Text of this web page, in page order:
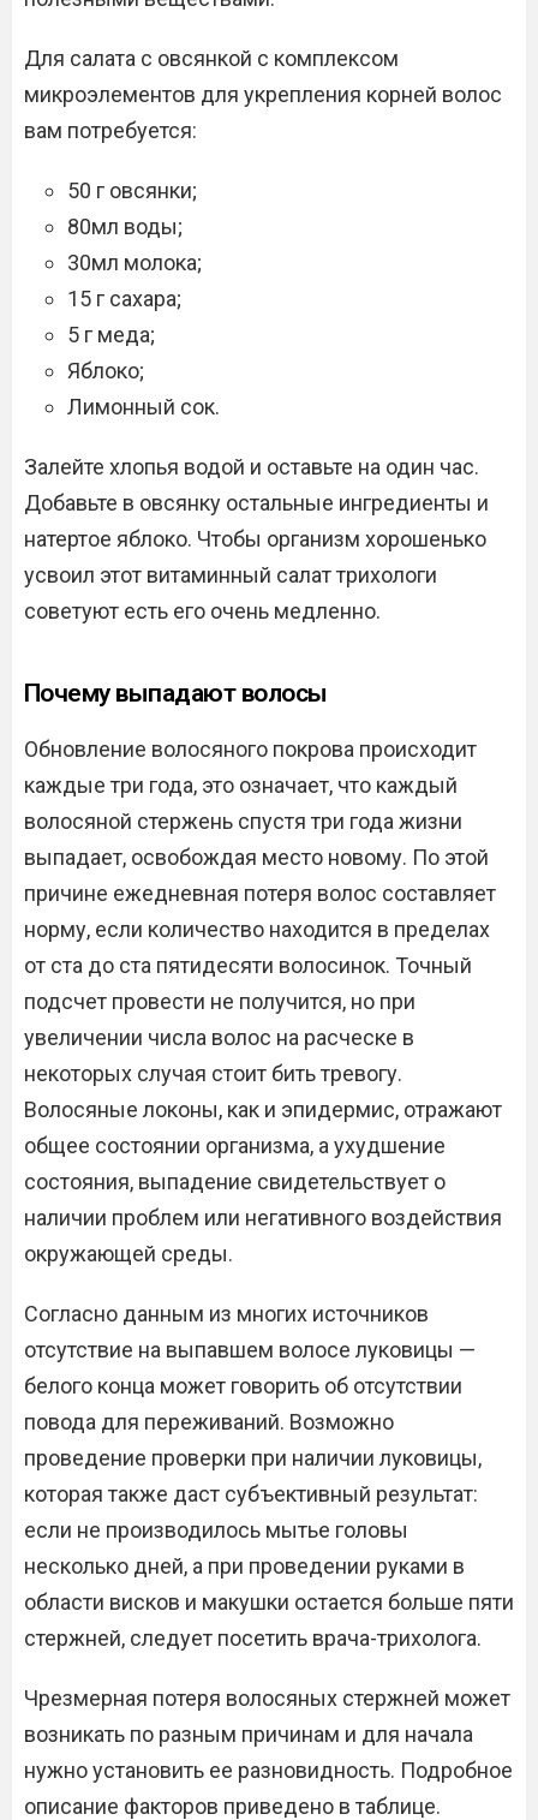
Для салата с овсянкой с комплексом
микроэлементов для укрепления корней волос
вам потребуется:
50 г овсянки;
80мл воды;
30мл молока;
15 г сахара;
5 г меда;
Яблоко;
Лимонный сок.
Залейте хлопья водой и оставьте на один час.
Добавьте в овсянку остальные ингредиенты и
натертое яблоко. Чтобы организм хорошенько
усвоил этот витаминный салат трихологи
советуют есть его очень медленно.
Почему выпадают волосы
Обновление волосяного покрова происходит
каждые три года, это означает, что каждый
волосяной стержень спустя три года жизни
выпадает, освобождая место новому. По этой
причине ежедневная потеря волос составляет
норму, если количество находится в пределах
от ста до ста пятидесяти волосинок. Точный
подсчет провести не получится, но при
увеличении числа волос на расческе в
некоторых случая стоит бить тревогу.
Волосяные локоны, как и эпидермис, отражают
общее состоянии организма, а ухудшение
состояния, выпадение свидетельствует о
наличии проблем или негативного воздействия
окружающей среды.
Согласно данным из многих источников
отсутствие на выпавшем волосе луковицы —
белого конца может говорить об отсутствии
повода для переживаний. Возможно
проведение проверки при наличии луковицы,
которая также даст субъективный результат:
если не производилось мытье головы
несколько дней, а при проведении руками в
области висков и макушки остается больше пяти
стержней, следует посетить врача-трихолога.
Чрезмерная потеря волосяных стержней может
возникать по разным причинам и для начала
нужно установить ее разновидность. Подробное
описание факторов приведено в таблице.